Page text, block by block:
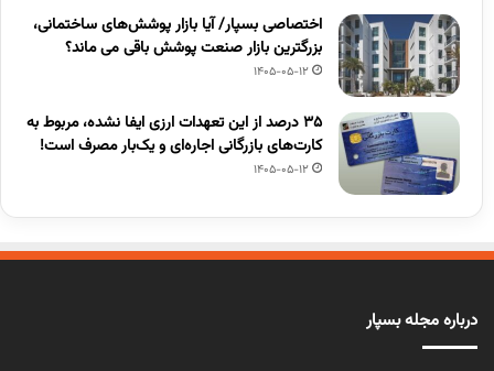
اختصاصی بسپار/ آیا بازار پوشش‌های ساختمانی،
بزرگترین بازار صنعت پوشش باقی می ماند؟
1405-05-12
۳۵ درصد از این تعهدات ارزی ایفا نشده، مربوط به
کارت‌های بازرگانی اجاره‌ای و یک‌بار مصرف است!
1405-05-12
درباره مجله بسپار